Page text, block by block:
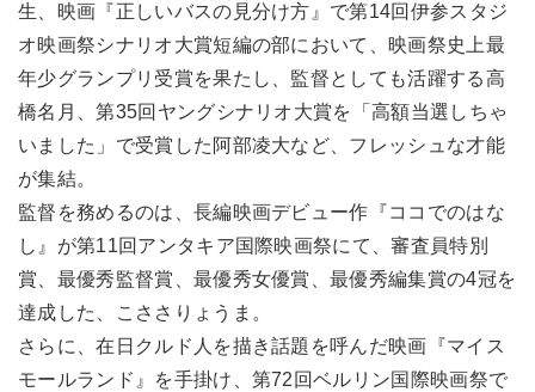
生、映画『正しいバスの見分け方』で第14回伊参スタジ
オ映画祭シナリオ大賞短編の部において、映画祭史上最
年少グランプリ受賞を果たし、監督としても活躍する高
橋名月、第35回ヤングシナリオ大賞を「高額当選しちゃ
いました」で受賞した阿部凌大など、フレッシュな才能
が集結。
監督を務めるのは、長編映画デビュー作『ココでのはな
し』が第11回アンタキア国際映画祭にて、審査員特別
賞、最優秀監督賞、最優秀女優賞、最優秀編集賞の4冠を
達成した、こささりょうま。
さらに、在日クルド人を描き話題を呼んだ映画『マイス
モールランド』を手掛け、第72回ベルリン国際映画祭で